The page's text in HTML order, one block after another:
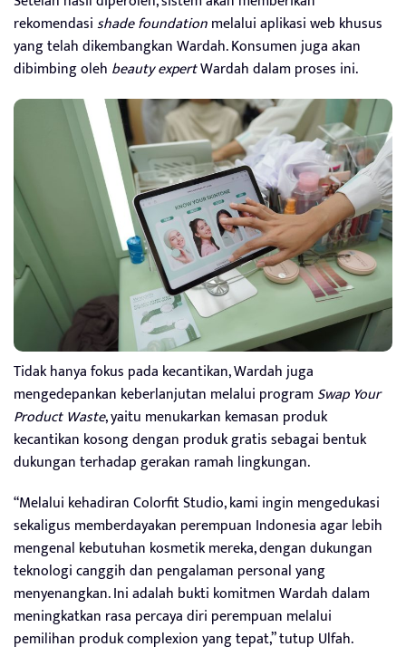
rekomendasishade foundationmelalui aplikasi web khusus
yang telah dikembangkan Wardah. Konsumen juga akan
dibimbing oleh beauty expertWardah dalam proses ini.
Tidak hanya fokus pada kecantikan, Wardah juga
mengedepankan keberlanjutan melalui programSwap Your
Product Waste, yaitu menukarkan kemasan produk
kecantikan kosong dengan produk gratis sebagai bentuk
dukungan terhadap gerakan ramah lingkungan.
“Melalui kehadiran Colorfit Studio, kami ingin mengedukasi
sekaligus memberdayakan perempuan Indonesia agar lebih
mengenal kebutuhan kosmetik mereka, dengan dukungan
teknologi canggih dan pengalaman personal yang
menyenangkan. Ini adalah bukti komitmen Wardah dalam
meningkatkan rasa percaya diri perempuan melalui
pemilihan produk complexion yang tepat,” tutup Ulfah.